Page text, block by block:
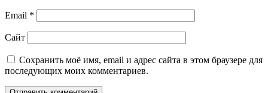
Email *
Сайт
Сохранить моё имя, email и адрес сайта в этом браузере для
последующих моих комментариев.